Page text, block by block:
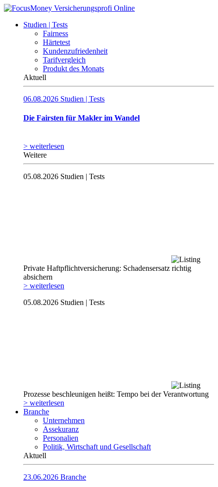
Studien | Tests
Fairness
Härtetest
Kundenzufriedenheit
Tarifvergleich
Produkt des Monats
Aktuell
06.08.2026 Studien | Tests
Die Fairsten für Makler im Wandel
> weiterlesen
Weitere
05.08.2026 Studien | Tests
Private Haftpflicht­versicherung: Schadensersatz richtig
absichern
> weiterlesen
05.08.2026 Studien | Tests
Prozesse beschleunigen heißt: Tempo bei der Verantwortung
> weiterlesen
Branche
Unternehmen
Assekuranz
Personalien
Politik, Wirtschaft und Gesellschaft
Aktuell
23.06.2026 Branche